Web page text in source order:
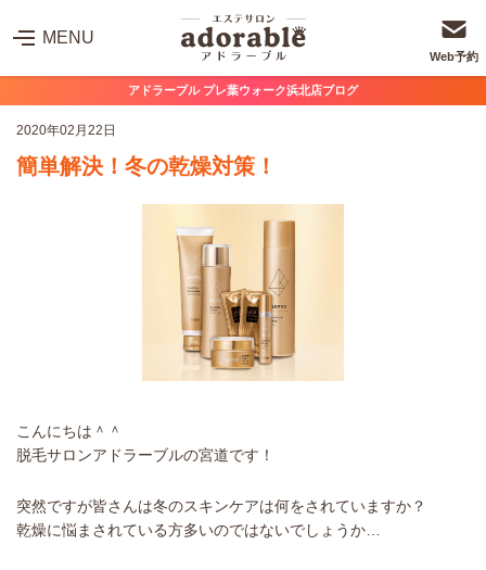
アドラーブル プレ葉ウォーク浜北店ブログ
MENU
Web予約
2020年02月22日
簡単解決！冬の乾燥対策！
こんにちは＾＾
脱毛サロンアドラーブルの宮道です！
突然ですが皆さんは冬のスキンケアは何をされていますか？
乾燥に悩まされている方多いのではないでしょうか…